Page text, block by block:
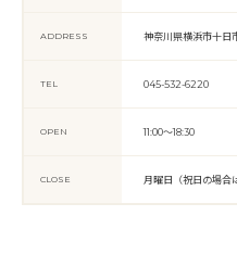
ADDRESS 神奈川県横浜市十日
TEL 045-532-6220
OPEN 11:00～18:30
CLOSE 月曜日（祝日の場合